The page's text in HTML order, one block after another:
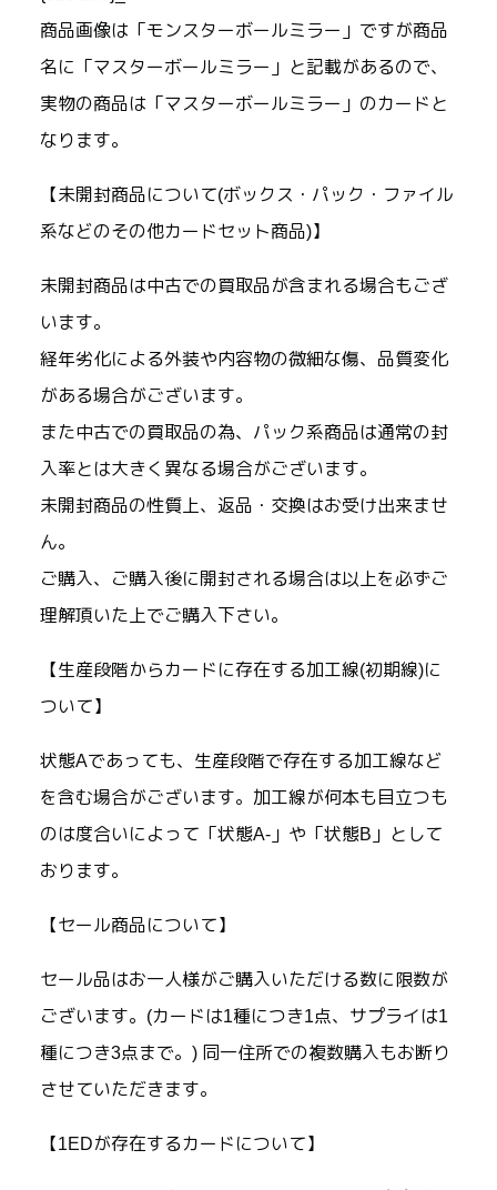
商品画像は「モンスターボールミラー」ですが商品
名に「マスターボールミラー」と記載があるので、
実物の商品は「マスターボールミラー」のカードと
なります。
【未開封商品について(ボックス・パック・ファイル
系などのその他カードセット商品)】
未開封商品は中古での買取品が含まれる場合もござ
います。
経年劣化による外装や内容物の微細な傷、品質変化
がある場合がございます。
また中古での買取品の為、パック系商品は通常の封
入率とは大きく異なる場合がございます。
未開封商品の性質上、返品・交換はお受け出来ませ
ん。
ご購入、ご購入後に開封される場合は以上を必ずご
理解頂いた上でご購入下さい。
【生産段階からカードに存在する加工線(初期線)に
ついて】
状態Aであっても、生産段階で存在する加工線など
を含む場合がございます。加工線が何本も目立つも
のは度合いによって「状態A-」や「状態B」として
おります。
【セール商品について】
セール品はお一人様がご購入いただける数に限数が
ございます。(カードは1種につき1点、サプライは1
種につき3点まで。) 同一住所での複数購入もお断り
させていただきます。
【1EDが存在するカードについて】